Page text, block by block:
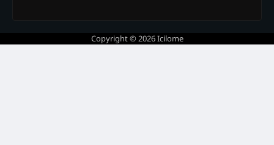
Copyright © 2026Icilome